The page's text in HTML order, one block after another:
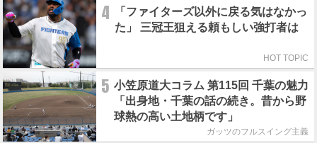
4
「ファイターズ以外に戻る気はなかっ
た」 三冠王狙える頼もしい強打者は
HOT TOPIC
5 小笠原道大コラム 第115回 千葉の魅力
「出身地・千葉の話の続き。昔から野
球熱の高い土地柄です」
ガッツのフルスイング主義